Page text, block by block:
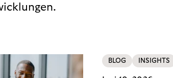
BLOG INSIGHTS